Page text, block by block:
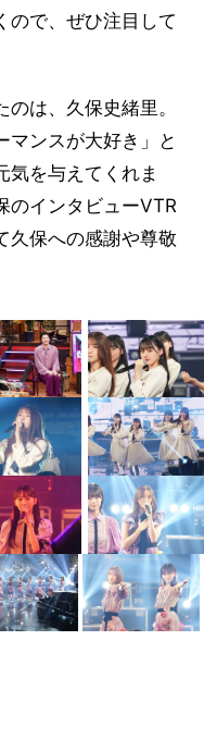
ので、ぜひ注目して
は、久保史緒里。
マンスが大好き」と
気を与えてくれま
のインタビューVTR
久保への感謝や尊敬